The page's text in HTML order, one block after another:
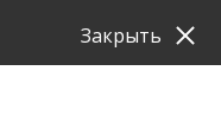
Закрыть